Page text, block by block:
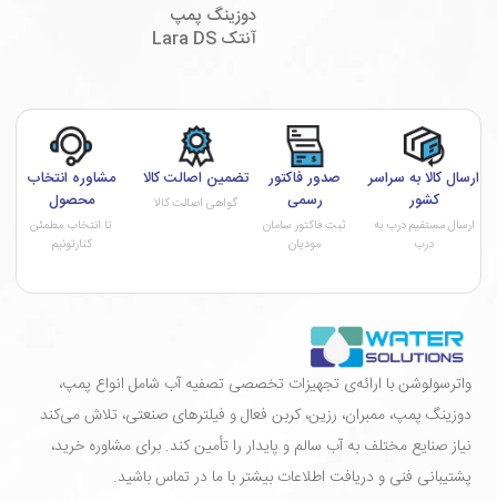
دوزینگ پمپ
آنتک Lara DS
ارسال کالا به سراسر
کشور
ارسال مستقیم درب به
درب
صدور فاکتور
رسمی
ثبت فاکتور سامان
مودیان
تضمین اصالت کالا
گواهی اصالت کالا
مشاوره انتخاب
محصول
تا انتخاب مطمئن
کنارتونیم
واترسولوشن با ارائه‌ی تجهیزات تخصصی تصفیه آب شامل انواع پمپ،
دوزینگ پمپ، ممبران، رزین، کربن فعال و فیلترهای صنعتی، تلاش می‌کند
نیاز صنایع مختلف به آب سالم و پایدار را تأمین کند. برای مشاوره خرید،
پشتیبانی فنی و دریافت اطلاعات بیشتر با ما در تماس باشید.